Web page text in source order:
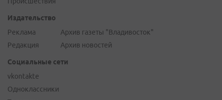
Издательство
Реклама
Редакция
Архив газеты "Владивосток"
Архив новостей
Социальные сети
vkontakte
Одноклассники